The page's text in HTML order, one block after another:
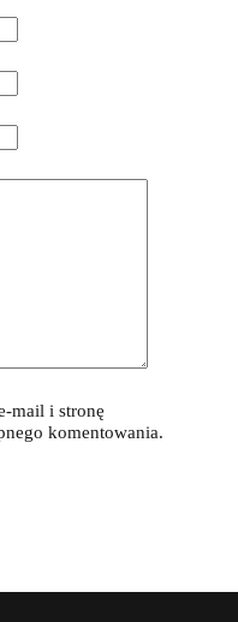
mail i stronę
komentowania.